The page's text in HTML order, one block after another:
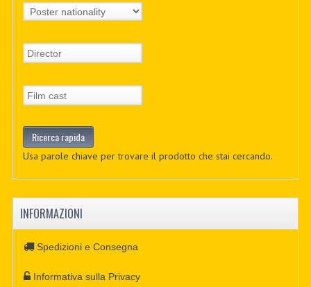
Usa parole chiave per trovare il prodotto che stai cercando.
INFORMAZIONI
Spedizioni e Consegna
Informativa sulla Privacy